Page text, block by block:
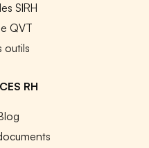
SIRH
QVT
outils
RH